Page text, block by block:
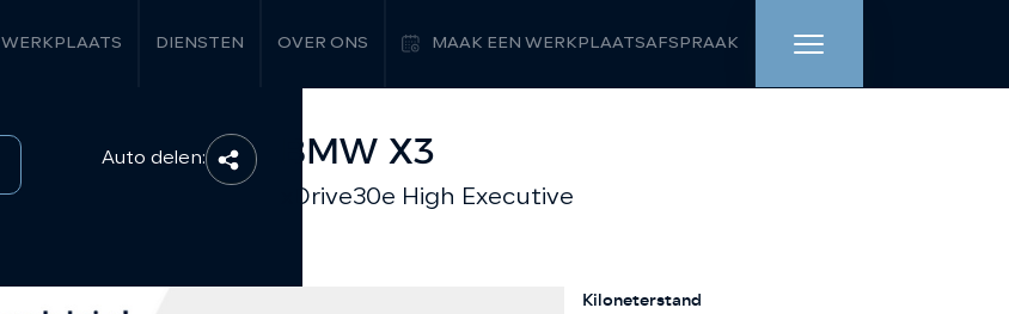
WERKPLAATS DIENSTEN OVER ONS MAAK EEN WERKPLAATSAFSPRAAK
Auto delen: BMW X3
xDrive30e High Executive
Kiloneterstand